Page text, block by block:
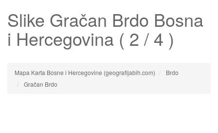
Slike Gračan Brdo Bosna
i Hercegovina ( 2 / 4 )
Mapa Karta Bosne i Hercegovine (geografijabih.com)
Brdo
Gračan Brdo